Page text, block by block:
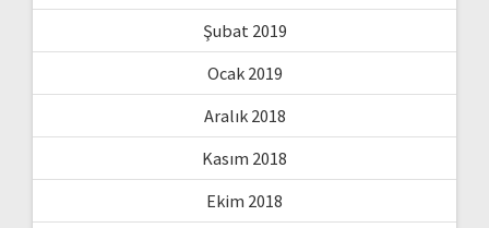
Şubat 2019
Ocak 2019
Aralık 2018
Kasım 2018
Ekim 2018